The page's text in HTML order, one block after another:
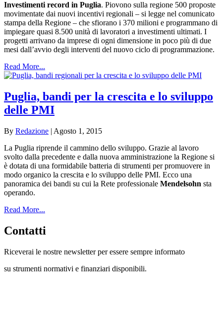
Investimenti record in Puglia. Piovono sulla regione 500 proposte
movimentate dai nuovi incentivi regionali – si legge nel comunicato
stampa della Regione – che sfiorano i 370 milioni e programmano di
impiegare quasi 8.500 unità di lavoratori a investimenti ultimati. I
progetti arrivano da imprese di ogni dimensione in poco più di due
mesi dall’avvio degli interventi del nuovo ciclo di programmazione.
Read More...
Puglia, bandi per la crescita e lo sviluppo
delle PMI
By Redazione | Agosto 1, 2015
La Puglia riprende il cammino dello sviluppo. Grazie al lavoro
svolto dalla precedente e dalla nuova amministrazione la Regione si
è dotata di una formidabile batteria di strumenti per promuovere in
modo organico la crescita e lo sviluppo delle PMI. Ecco una
panoramica dei bandi su cui la Rete professionale Mendelsohn sta
operando.
Read More...
Contatti
Riceverai le nostre newsletter per essere sempre informato
su strumenti normativi e finanziari disponibili.